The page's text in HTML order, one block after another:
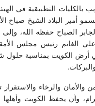
التطبيقية في الهيئة
أمير البلاد الشيخ صباح
الصباح حفظه الله،
الغانم رئيس مجلس
أرض الكويت بمناسبة
والأمان والرخاء
وأن يحفظ الكويت